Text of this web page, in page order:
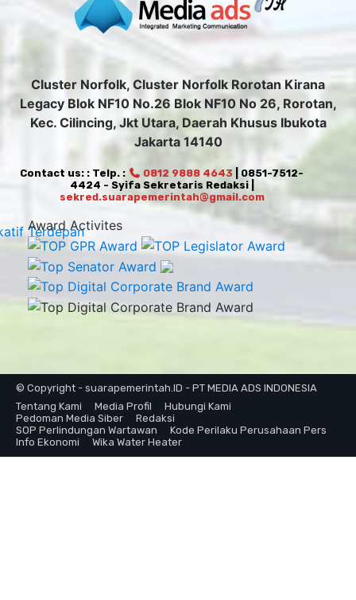
Cluster Norfolk, Cluster Norfolk Rorotan Kirana
Legacy Blok NF10 No.26 Blok NF10 No 26, Rorotan,
Kec. Cilincing, Jkt Utara, Daerah Khusus Ibukota
Jakarta 14140
Contact us: : Telp. : 0812 9888 4643 | 0851-7512-
4424 - Syifa Sekretaris Redaksi |
sekred.suarapemerintah@gmail.com
Award Activites
© Copyright - suarapemerintah.ID - PT MEDIA ADS INDONESIA
Tentang Kami
Media Profil
Hubungi Kami
Pedoman Media Siber
Redaksi
SOP Perlindungan Wartawan
Kode Perilaku Perusahaan Pers
Info Ekonomi
Wika Water Heater